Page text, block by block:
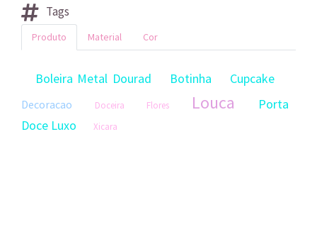
Tags
Produto Material Cor
Boleira Metal Dourad Botinha Cupcake
Decoracao Doceira Flores Louca
Porta
Doce Luxo
Xicara